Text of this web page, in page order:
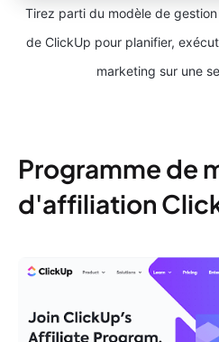
Tirez parti du modèle de
de ClickUp pour planifier,
marketing sur une
Programme de
d'affiliation